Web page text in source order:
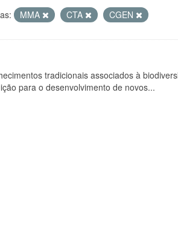
MMA CTA CGEN
tradicionais associados à
para o desenvolvimento de novos...